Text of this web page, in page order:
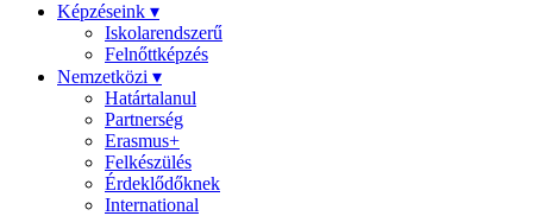
Képzéseink ▾
Iskolarendszerű
Felnőttképzés
Nemzetközi ▾
Határtalanul
Partnerség
Erasmus+
Felkészülés
Érdeklődőknek
International